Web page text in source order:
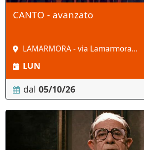
CANTO - avanzato
LAMARMORA - via Lamarmora...
LUN
dal 05/10/26